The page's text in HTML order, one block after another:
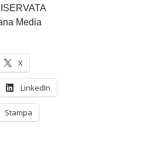
Media
X
LinkedIn
Stampa